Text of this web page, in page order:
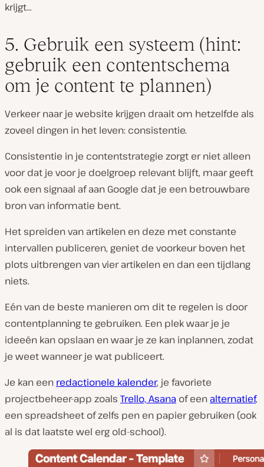
krijgt…
5. Gebruik een systeem (hint:
gebruik een contentschema
om je content te plannen)
Verkeer naar je website krijgen draait om hetzelfde als
zoveel dingen in het leven: consistentie.
Consistentie in je contentstrategie zorgt er niet alleen
voor dat je voor je doelgroep relevant blijft, maar geeft
ook een signaal af aan Google dat je een betrouwbare
bron van informatie bent.
Het spreiden van artikelen en deze met constante
intervallen publiceren, geniet de voorkeur boven het
plots uitbrengen van vier artikelen en dan een tijdlang
niets.
Eén van de beste manieren om dit te regelen is door
contentplanning te gebruiken. Een plek waar je je
ideeën kan opslaan en waar je ze kan inplannen, zodat
je weet wanneer je wat publiceert.
Je kan een redactionele kalender, je favoriete
projectbeheer-app zoals Trello, Asana of een alternatief,
een spreadsheet of zelfs pen en papier gebruiken (ook
al is dat laatste wel erg old-school).